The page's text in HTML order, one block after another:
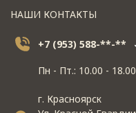
НАШИ КОНТАКТЫ
+7 (953) 588-**-**
Пн - Пт.: 10.00 - 18.00
г. Красноярск